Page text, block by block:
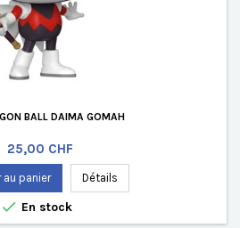
BALL DAIMA GOMAH
Prix
25,00 CHF
au panier Détails
 En stock